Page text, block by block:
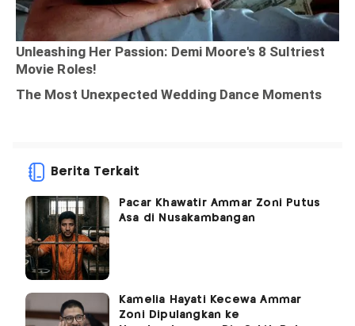
Berita Terkait
Pacar Khawatir Ammar Zoni Putus
Asa di Nusakambangan
Kamelia Hayati Kecewa Ammar
Zoni Dipulangkan ke